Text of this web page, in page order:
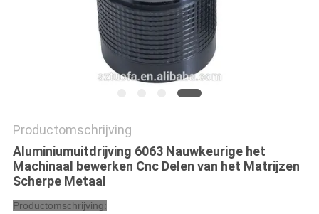
Productomschrijving
Aluminiumuitdrijving 6063 Nauwkeurige het
Machinaal bewerken Cnc Delen van het Matrijzen
Scherpe Metaal
Productomschrijving: